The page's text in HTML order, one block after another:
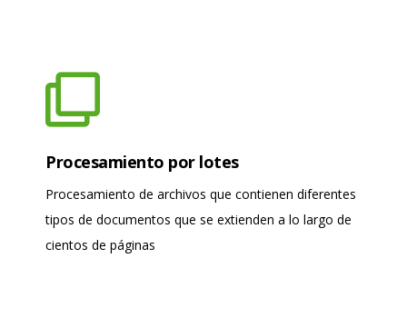
Procesamiento por lotes
Procesamiento de archivos que contienen diferentes
tipos de documentos que se extienden a lo largo de
cientos de páginas